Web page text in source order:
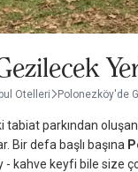
Otelleri Polonezköy'de
tabiat parkından
Bir defa başlı başına
- kahve keyfi bile size